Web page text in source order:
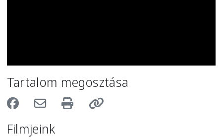
Filmjeink
Tartalom megosztása